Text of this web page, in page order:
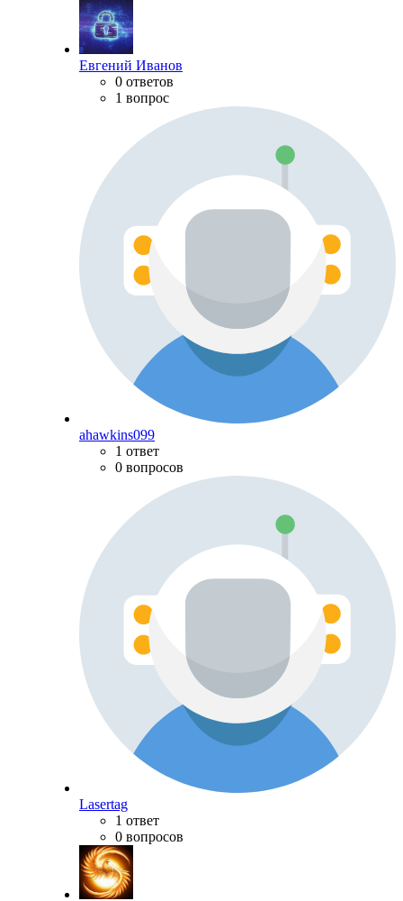
Евгений Иванов
0 ответов
1 вопрос
ahawkins099
1 ответ
0 вопросов
Lasertag
1 ответ
0 вопросов